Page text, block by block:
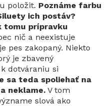
položit. Poznáme farbu
ich postáv?
tomu prípravku
nič a neexistuje
pes zakopaný. Niekto
je zbavený
dotváraniu si
sa teda spoliehať na
neklame. V tom
slová ako